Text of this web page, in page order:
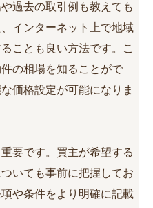
過去の取引例も教えても
インターネット上で地域
ことも良い方法です。こ
の相場を知ることがで
価格設定が可能になりま
要です。買主が希望する
いても事前に把握してお
や条件をより明確に記載